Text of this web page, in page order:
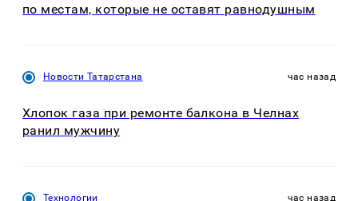
по местам, которые не оставят равнодушным
Новости Татарстана час назад
Хлопок газа при ремонте балкона в Челнах
ранил мужчину
Технологии час назад